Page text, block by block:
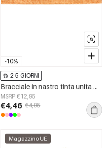
-10%
2-5 GIORNI
Bracciale in nastro tinta unita Orange Polyester
MSRP €12,95
€4,46 €4,95
Magazzino UE